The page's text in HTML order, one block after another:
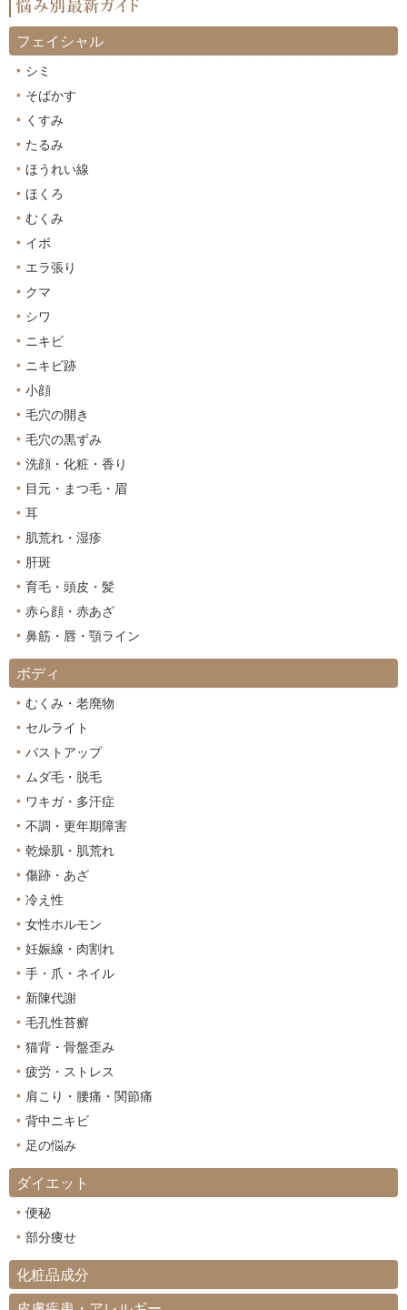
フェイシャル
シミ
そばかす
くすみ
たるみ
ほうれい線
ほくろ
むくみ
イボ
エラ張り
クマ
シワ
ニキビ
ニキビ跡
小顔
毛穴の開き
毛穴の黒ずみ
洗顔・化粧・香り
目元・まつ毛・眉
耳
肌荒れ・湿疹
肝斑
育毛・頭皮・髪
赤ら顔・赤あざ
鼻筋・唇・顎ライン
ボディ
むくみ・老廃物
セルライト
バストアップ
ムダ毛・脱毛
ワキガ・多汗症
不調・更年期障害
乾燥肌・肌荒れ
傷跡・あざ
冷え性
女性ホルモン
妊娠線・肉割れ
手・爪・ネイル
新陳代謝
毛孔性苔癬
猫背・骨盤歪み
疲労・ストレス
肩こり・腰痛・関節痛
背中ニキビ
足の悩み
ダイエット
便秘
部分痩せ
化粧品成分